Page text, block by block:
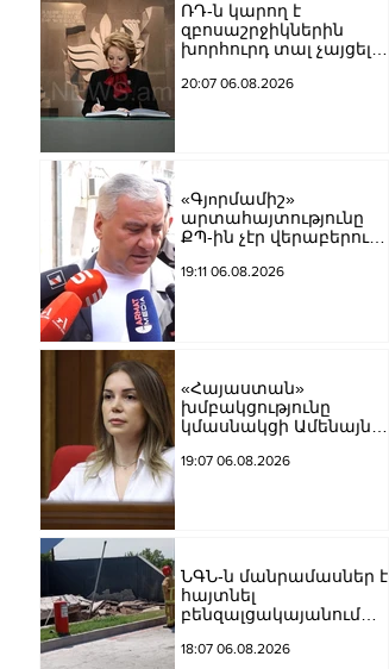
ՌԴ-ն կարող է
զբոսաշրջիկներին
խորհուրդ տալ չայցելել
ռուսաստանցիների
20:07 06.08.2026
«Գյnրմամիշ»
արտահայտությունը
ՔՊ-ին չէր վերաբերում,
խլnղներին էր
19:11 06.08.2026
«Հայաստան»
խմբակցությունը
կմասնակցի Ամենայն
դատավարությանը․
19:07 06.08.2026
ՆԳՆ-ն մանրամասներ է
հայտնել
բենզալցակայանում
պայթյունից
18:07 06.08.2026